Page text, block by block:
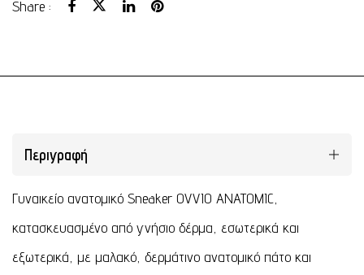
Share :
Περιγραφή
Γυναικείο ανατομικό Sneaker OVVIO ANATOMIC,
κατασκευασμένο από γνήσιο δέρμα, εσωτερικά και
εξωτερικά, με μαλακό, δερμάτινο ανατομικό πάτο και